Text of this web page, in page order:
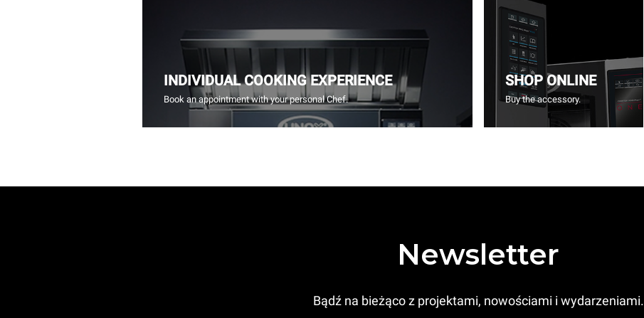
INDIVIDUAL COOKING EXPERIENCE
Book an appointment with your personal Chef.
SHOP ONLINE
Buy the accessory.
Newsletter
Bądź na bieżąco z projektami, nowościami i wydarzeniami.